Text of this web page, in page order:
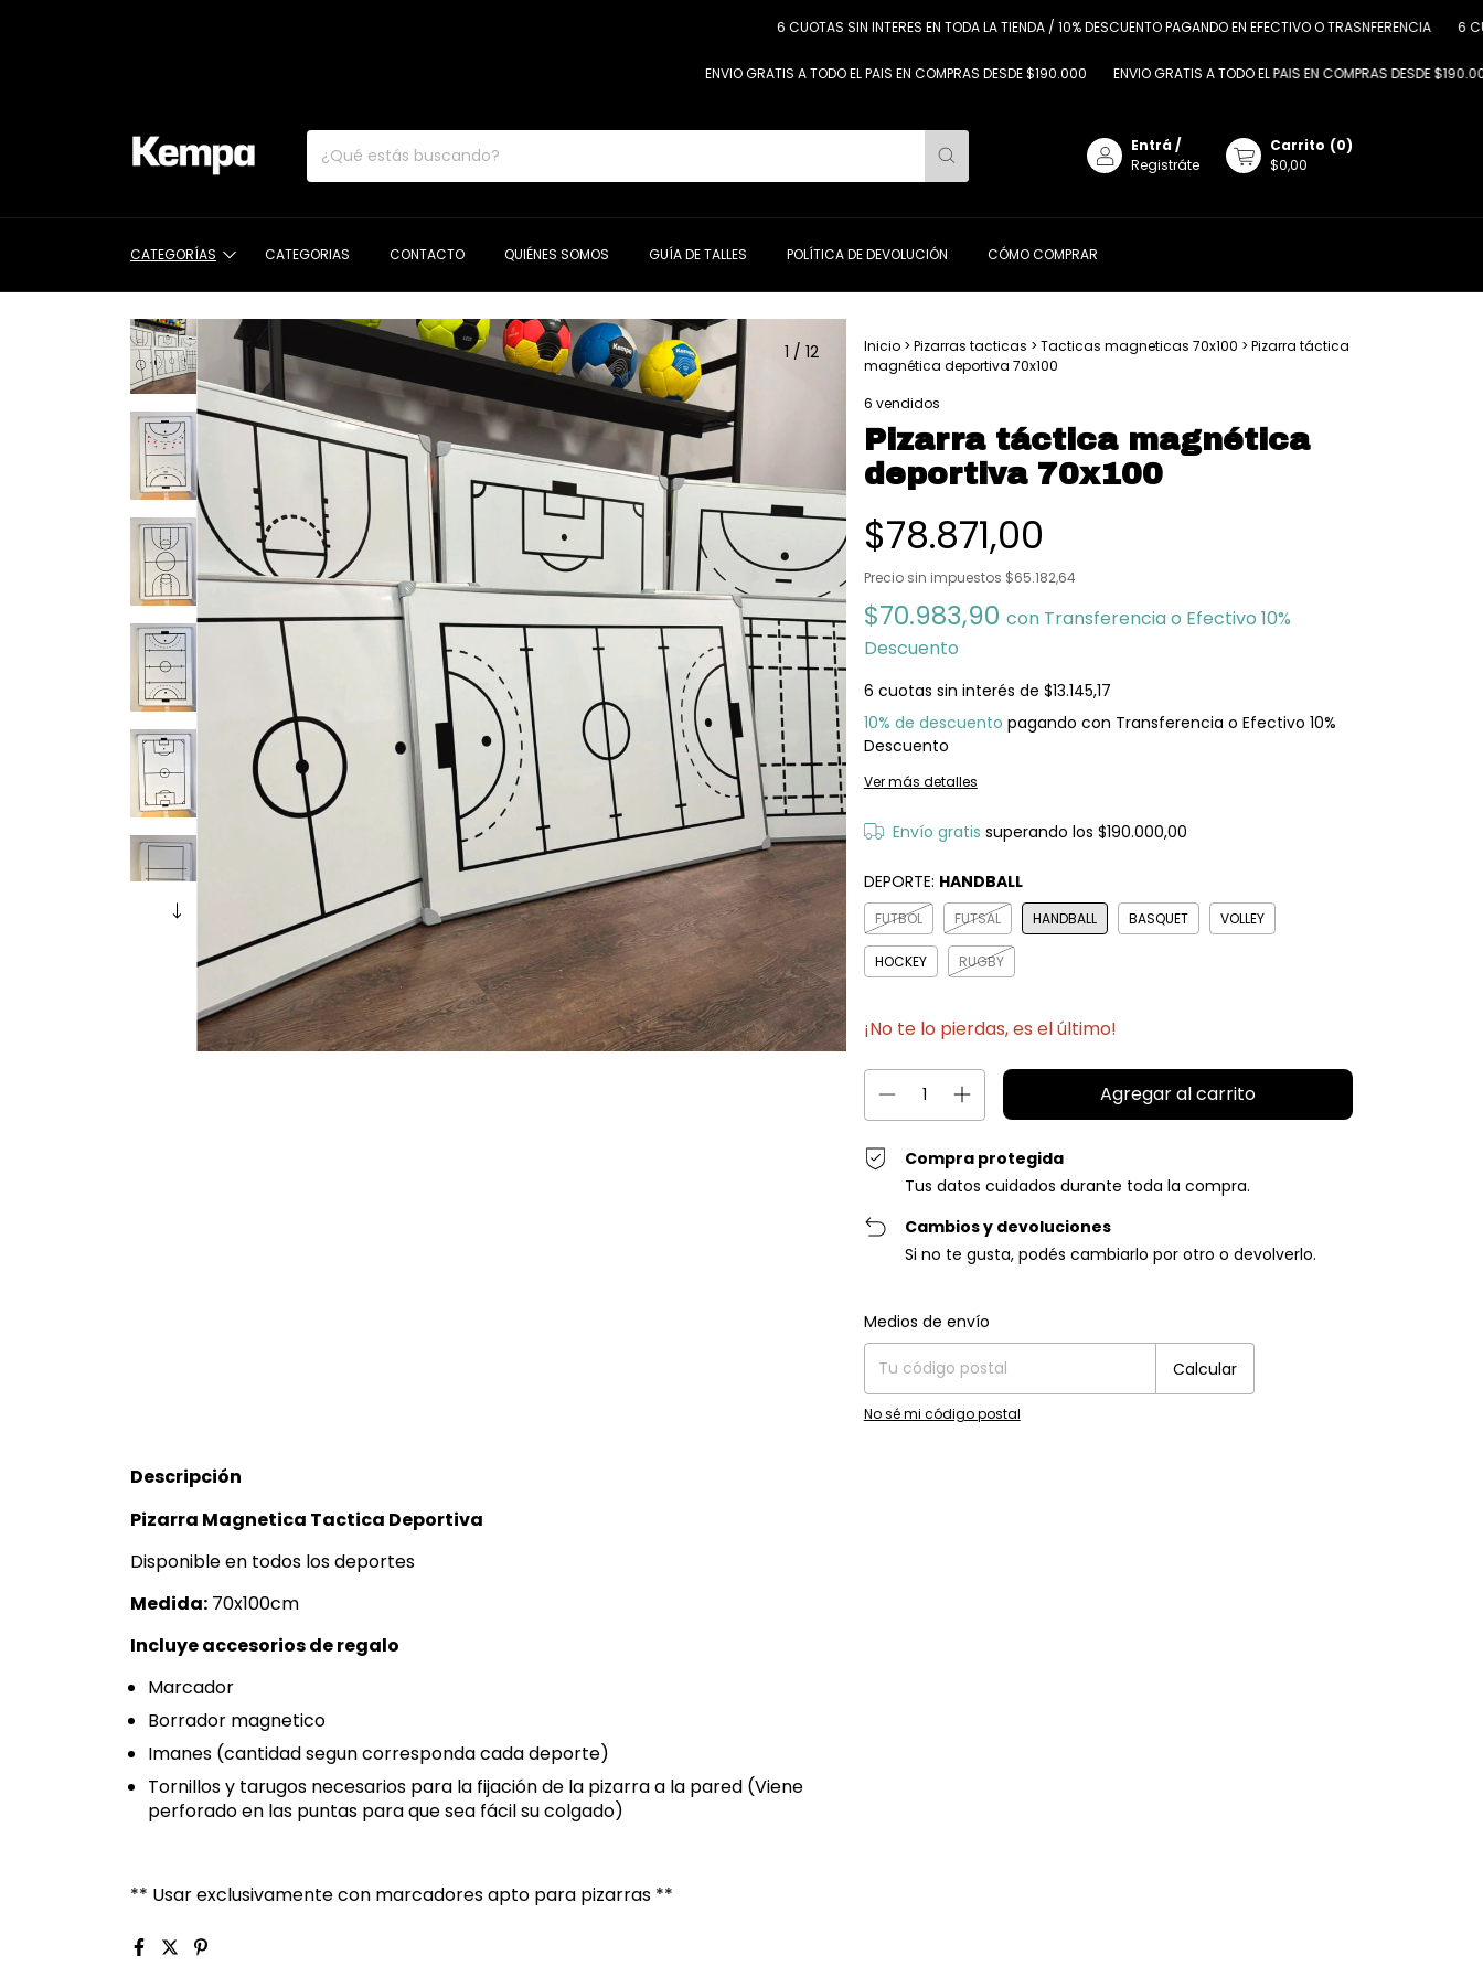
6 CUOTAS SIN INTERES EN TODA LA TIENDA / 10% DESCUENTO PAGANDO EN EFECTIVO O TRASNFERENCIA 6 CUOTAS
ENVIO GRATIS A TODO EL PAIS EN COMPRAS DESDE $190.000 ENVIO GRATIS A TODO EL PAIS EN COMPRAS DESDE $190.000
Entrá/
Registráte
Carrito (0)
$0,00
CATEGORÍAS CATEGORIAS CONTACTO QUIÉNES SOMOS GUÍA DE TALLES POLÍTICA DE DEVOLUCIÓN CÓMO COMPRAR
1 / 12 Inicio > Pizarras tacticas > Tacticas magneticas 70x100 > Pizarra táctica
magnética deportiva 70x100
6 vendidos
Pizarra táctica magnética
deportiva 70x100
$78.871,00
Precio sin impuestos $65.182,64
$70.983,90 con Transferencia o Efectivo 10%
Descuento
6 cuotas sin interés de $13.145,17
10% de descuento pagando con Transferencia o Efectivo 10%
Descuento
Ver más detalles
Envío gratis superando los$190.000,00
DEPORTE: HANDBALL
FUTBOL FUTSAL HANDBALL BASQUET VOLLEY
HOCKEY RUGBY
¡No te lo pierdas, es el último!
Compra protegida
Tus datos cuidados durante toda la compra.
Cambios y devoluciones
Si no te gusta, podés cambiarlo por otro o devolverlo.
Entregas para el CP:
Medios de envío
Calcular
No sé mi código postal
Descripción
Pizarra Magnetica Tactica Deportiva
Disponible en todos los deportes
Medida: 70x100cm
Incluye accesorios de regalo
Marcador
Borrador magnetico
Imanes (cantidad segun corresponda cada deporte)
Tornillos y tarugos necesarios para la fijación de la pizarra a la pared (Viene
perforado en las puntas para que sea fácil su colgado)
** Usar exclusivamente con marcadores apto para pizarras **